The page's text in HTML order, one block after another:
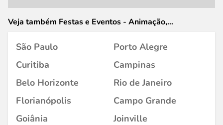
Veja também Festas e Eventos - Animação,
São Paulo
Porto Alegre
Curitiba
Campinas
Belo Horizonte
Rio de Janeiro
Florianópolis
Campo Grande
Goiânia
Joinville